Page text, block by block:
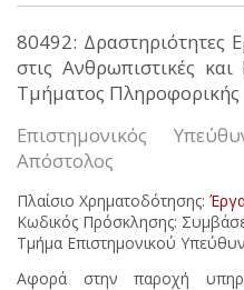
80492: Δραστηριότητες
στις Ανθρωπιστικές
Τμήματος Πληροφορικής
Επιστημονικός
Απόστολος
Πλαίσιο Χρηματοδότησης:
Κωδικός Πρόσκλησης:
Τμήμα Επιστημονικού
Αφορά στην παροχή